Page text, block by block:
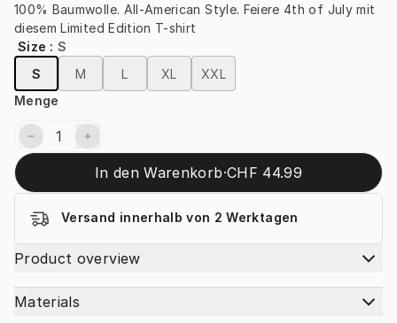
100% Baumwolle. All-American Style. Feiere 4th of July mit
diesem Limited Edition T-shirt
Size :S
S
M L XL
XXL
Menge
In den Warenkorb·CHF 44.99
Versand innerhalb von 2 Werktagen
Product overview
Materials